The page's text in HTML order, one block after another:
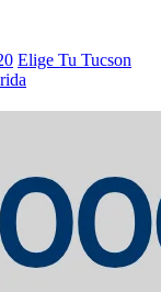
Elige Tu Tucson